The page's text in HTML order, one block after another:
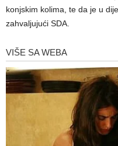
konjskim kolima, te da je u
zahvaljujući SDA.